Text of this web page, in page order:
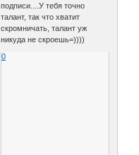
подписи....У тебя точно
талант, так что хватит
скромничать, талант уж
никуда не скроешь=))))
0